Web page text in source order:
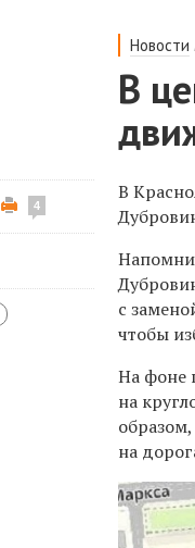
Новости
В
4
В
с
чтобы
На фоне
на
на